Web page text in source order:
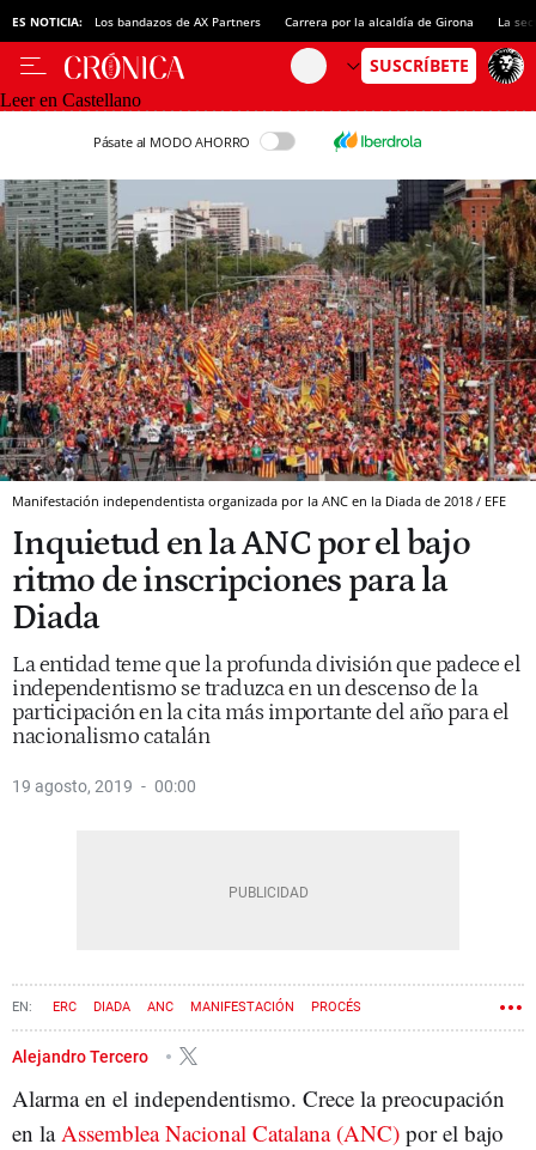
ES NOTICIA: Los bandazos de AX Partners Carrera por la alcaldía de Girona La
Leer en Castellano
Pásate al MODO AHORRO
Manifestación independentista organizada por la ANC en la Diada de 2018 / EFE
Inquietud en la ANC por el bajo
ritmo de inscripciones para la
Diada
La entidad teme que la profunda división que padece el
independentismo se traduzca en un descenso de la
participación en la cita más importante del año para el
nacionalismo catalán
19 agosto, 2019 00:00
ERC DIADA ANC MANIFESTACIÓN PROCÉS
JUNTS PER CATALUNYA ELISENDA PALUZIE
Alejandro Tercero
Alarma en el independentismo. Crece la preocupación
en laAssemblea Nacional Catalana (ANC) por el bajo